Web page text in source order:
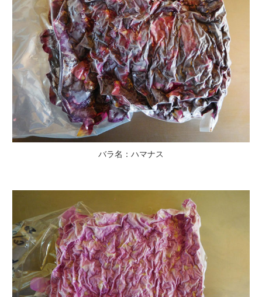
バラ名：ハマナス